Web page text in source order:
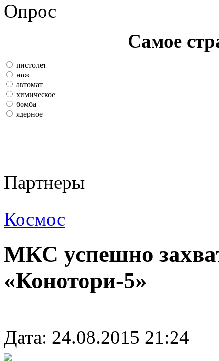
Опрос
Самое
пистолет
нож
автомат
химическое
бомба
ядерное
Партнеры
Космос
МКС успешно
«Конотори-5»
Дата: 24.08.2015 21:24